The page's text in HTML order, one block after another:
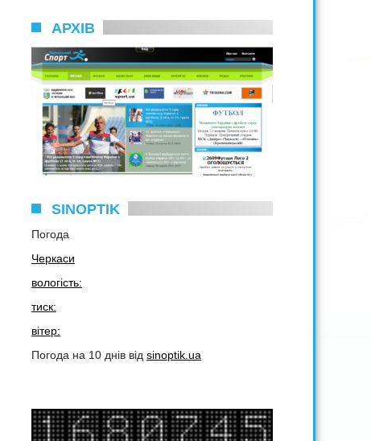
АРХІВ
SINOPTIK
Погода
Черкаси
вологість:
тиск:
вітер:
Погода на 10 днів від sinoptik.ua